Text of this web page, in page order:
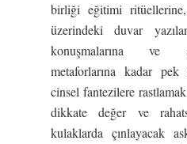
birliği eğitimi
üzerindeki duvar
konuşmalarına ve
metaforlarına kadar
cinsel fantezilere
dikkate değer ve
kulaklarda çınlayacak